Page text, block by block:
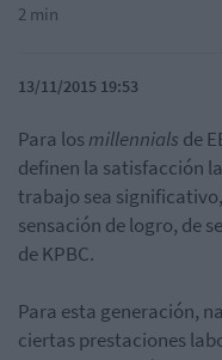
2 min
13/11/2015 19:53
Para losmillennials de
definen la satisfacción
trabajo sea
sensación de logro, de
de KPBC.
Para esta generación,
ciertas prestaciones